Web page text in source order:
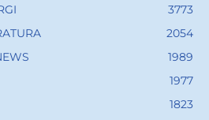
3773
2054
1989
1977
1823